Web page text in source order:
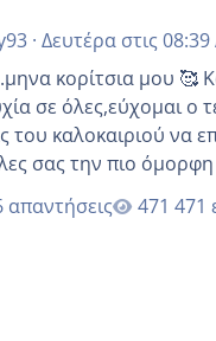
· Δευτέρα στις 08:39
κορίτσια μου 🥰
σε όλες,εύχομαι ο
του καλοκαιριού να
σας την πιο
@Melikara86
z @melitiniღ
απαντήσεις 471